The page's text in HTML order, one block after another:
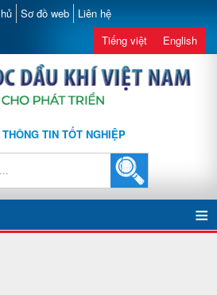
Sơ đồ web Liên hệ
Tiếng việt English
TIN TỐT NGHIỆP